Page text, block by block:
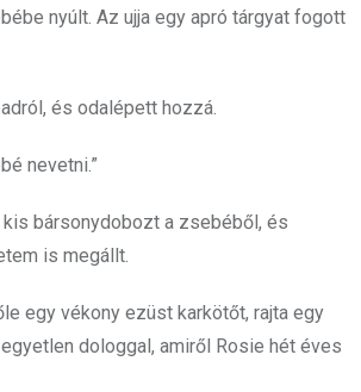
nyúlt. Az ujja egy apró tárgyat fogott
és odalépett hozzá.
nevetni.”
bársonydobozt a zsebéből, és
is megállt.
egy vékony ezüst karkötőt, rajta egy
dologgal, amiről Rosie hét éves